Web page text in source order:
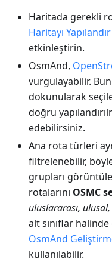
Haritada gerekli
Haritayı Yapılandır
etkinleştirin.
OsmAnd,
vurgulayabilir.
dokunularak
doğru
edebilirsiniz.
Ana rota türleri
filtrelenebilir,
grupları
rotalarını OSMC
uluslararası,
alt sınıflar
OsmAnd
kullanılabilir.